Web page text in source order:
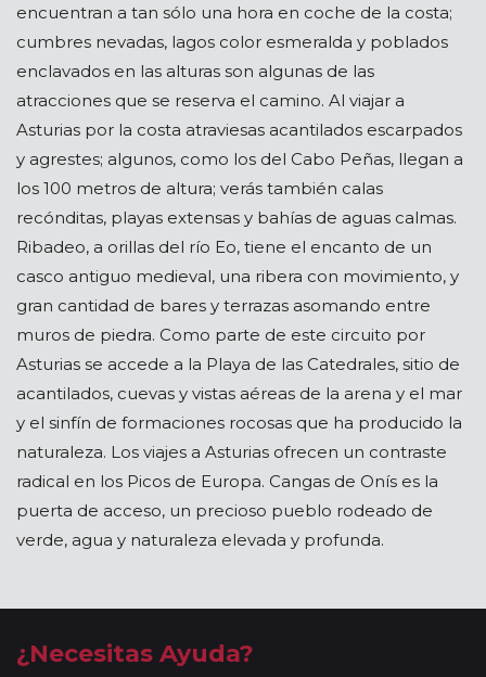
encuentran a tan sólo una hora en coche de la costa;
cumbres nevadas, lagos color esmeralda y poblados
enclavados en las alturas son algunas de las
atracciones que se reserva el camino. Al viajar a
Asturias por la costa atraviesas acantilados escarpados
y agrestes; algunos, como los del Cabo Peñas, llegan a
los 100 metros de altura; verás también calas
recónditas, playas extensas y bahías de aguas calmas.
Ribadeo, a orillas del río Eo, tiene el encanto de un
casco antiguo medieval, una ribera con movimiento, y
gran cantidad de bares y terrazas asomando entre
muros de piedra. Como parte de este circuito por
Asturias se accede a la Playa de las Catedrales, sitio de
acantilados, cuevas y vistas aéreas de la arena y el mar
y el sinfín de formaciones rocosas que ha producido la
naturaleza. Los viajes a Asturias ofrecen un contraste
radical en los Picos de Europa. Cangas de Onís es la
puerta de acceso, un precioso pueblo rodeado de
verde, agua y naturaleza elevada y profunda.
¿Necesitas Ayuda?